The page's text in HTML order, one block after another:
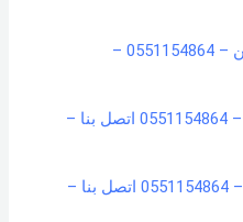
شركة تنظيف مكيفات بحفر الباطن – 0551154864 –
شركة تنظيف منازل بحفر الباطن – 0551154864 اتصل بنا –
شركة تنظيف سجاد بحفر الباطن – 0551154864 اتصل بنا –